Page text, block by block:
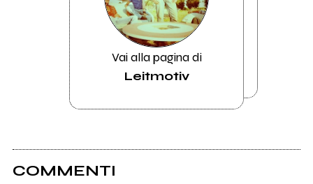
Vai alla pagina di
Leitmotiv
COMMENTI